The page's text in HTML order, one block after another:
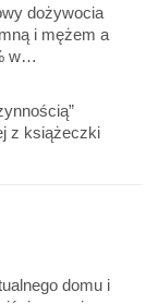
dożywocia
i mężem a
w…
z książeczki
domu i